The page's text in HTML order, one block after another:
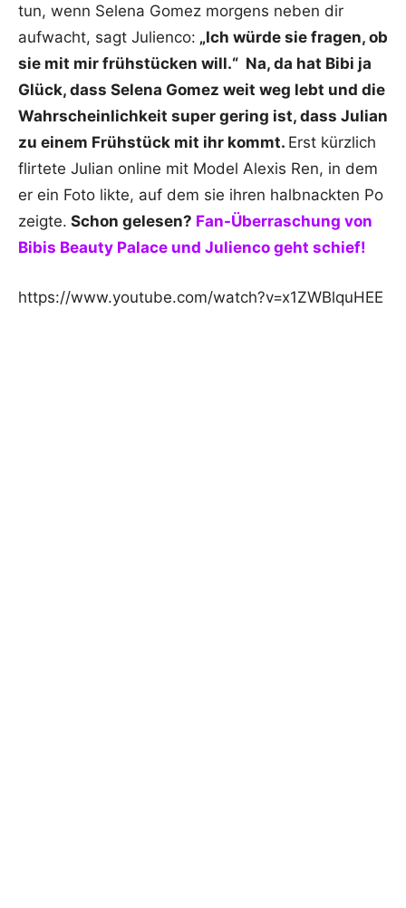
tun, wenn Selena Gomez morgens neben dir
aufwacht, sagt Julienco: „Ich würde sie fragen, ob
sie mit mir frühstücken will.“ Na, da hat Bibi ja
Glück, dass Selena Gomez weit weg lebt und die
Wahrscheinlichkeit super gering ist, dass Julian
zu einem Frühstück mit ihr kommt. Erst kürzlich
flirtete Julian online mit Model Alexis Ren, in dem
er ein Foto likte, auf dem sie ihren halbnackten Po
zeigte. Schon gelesen? Fan-Überraschung von
Bibis Beauty Palace und Julienco geht schief!
https://www.youtube.com/watch?v=x1ZWBlquHEE